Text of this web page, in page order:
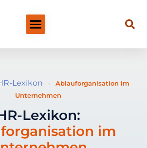
Lexikon ›
Ablauforganisation im
Unternehmen
Lexikon:
im